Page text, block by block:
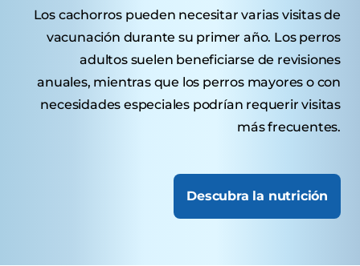
Los cachorros pueden necesitar varias visitas de
vacunación durante su primer año. Los perros
adultos suelen beneficiarse de revisiones
anuales, mientras que los perros mayores o con
necesidades especiales podrían requerir visitas
más frecuentes.
Descubra la nutrición